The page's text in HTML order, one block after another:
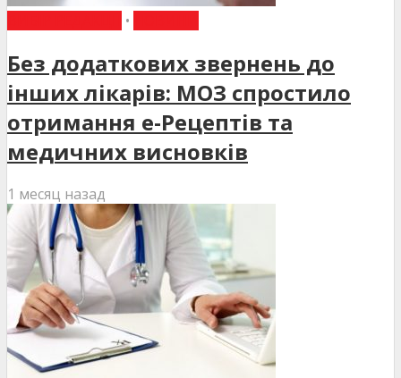
•
Без додаткових звернень до
інших лікарів: МОЗ спростило
отримання е-Рецептів та
медичних висновків
1 месяц назад